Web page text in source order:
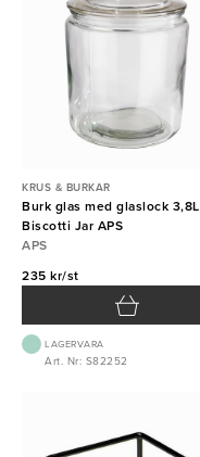
KRUS & BURKAR
Burk glas med glaslock 3,8L
Biscotti Jar APS
APS
235 kr/st
LAGERVARA
Art. Nr: S82252